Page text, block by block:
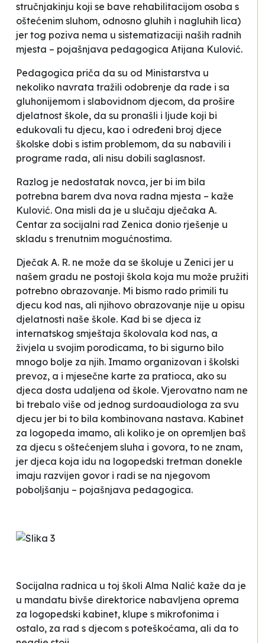
stručnjakinju koji se bave rehabilitacijom osoba s
oštećenim sluhom, odnosno gluhih i nagluhih lica)
jer tog poziva nema u sistematizaciji naših radnih
mjesta – pojašnjava pedagogica Atijana Kulović.
Pedagogica priča da su od Ministarstva u
nekoliko navrata tražili odobrenje da rade i sa
gluhonijemom i slabovidnom djecom, da prošire
djelatnost škole, da su pronašli i ljude koji bi
edukovali tu djecu, kao i određeni broj djece
školske dobi s istim problemom, da su nabavili i
programe rada, ali nisu dobili saglasnost.
Razlog je nedostatak novca, jer bi im bila
potrebna barem dva nova radna mjesta – kaže
Kulović. Ona misli da je u slučaju dječaka A.
Centar za socijalni rad Zenica donio rješenje u
skladu s trenutnim mogućnostima.
Dječak A. R. ne može da se školuje u Zenici jer u
našem gradu ne postoji škola koja mu može pružiti
potrebno obrazovanje. Mi bismo rado primili tu
djecu kod nas, ali njihovo obrazovanje nije u opisu
djelatnosti naše škole. Kad bi se djeca iz
internatskog smještaja školovala kod nas, a
živjela u svojim porodicama, to bi sigurno bilo
mnogo bolje za njih. Imamo organizovan i školski
prevoz, a i mjesečne karte za pratioca, ako su
djeca dosta udaljena od škole. Vjerovatno nam ne
bi trebalo više od jednog surdoaudiologa za svu
djecu jer bi to bila kombinovana nastava. Kabinet
za logopeda imamo, ali koliko je on opremljen baš
za djecu s oštećenjem sluha i govora, to ne znam,
jer djeca koja idu na logopedski tretman donekle
imaju razvijen govor i radi se na njegovom
poboljšanju – pojašnjava pedagogica.
Socijalna radnica u toj školi Alma Nalić kaže da je
u mandatu bivše direktorice nabavljena oprema
za logopedski kabinet, klupe s mikrofonima i
ostalo, za rad s djecom s poteškoćama, ali da to